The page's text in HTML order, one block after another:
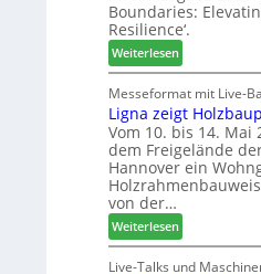
m
e
n
t
e
n
f
ü
r
P
l
a
n
t
a
g
o
-
F
r
ä
s
e
r
u
n
d
-
Boundaries:
Resilience‘.
Weiterlesen:
L
e
i
t
t
h
e
m
a
d
e
Messeformat mit Live-
Ligna zeigt
Vom 10. bis 14. Mai
dem Freigelände
Hannover ein
von der…
Weiterlesen:
L
i
Live-Talks und